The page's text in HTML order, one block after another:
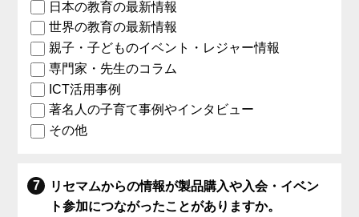
日本の教育の最新情報
世界の教育の最新情報
親子・子どものイベント・レジャー情報
専門家・先生のコラム
ICT活用事例
著名人の子育て事例やインタビュー
その他
リセマムからの情報が製品購入や入会・イベン
ト参加につながったことがありますか。